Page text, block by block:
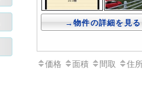
→物件の詳細を見る
価格 面積 間取 住